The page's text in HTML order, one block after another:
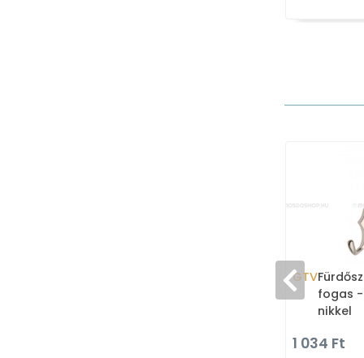
GTV
fogas
nikkel
1 034 Ft